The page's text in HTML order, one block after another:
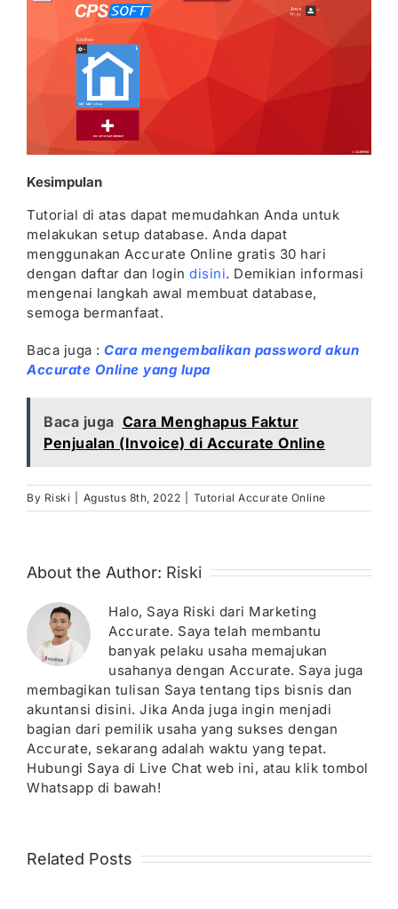
Kesimpulan
Tutorial di atas dapat memudahkan Anda untuk
melakukan setup database. Anda dapat
menggunakan Accurate Online gratis 30 hari
dengan daftar dan login disini. Demikian informasi
mengenai langkah awal membuat database,
semoga bermanfaat.
Baca juga : Cara mengembalikan password akun
Accurate Online yang lupa
Baca juga Cara Menghapus Faktur
Penjualan (Invoice) di Accurate Online
By Riski Agustus 8th, 2022 Tutorial Accurate Online
About the Author: Riski
Halo, Saya Riski dari Marketing
Accurate. Saya telah membantu
banyak pelaku usaha memajukan
usahanya dengan Accurate. Saya juga
membagikan tulisan Saya tentang tips bisnis dan
akuntansi disini. Jika Anda juga ingin menjadi
bagian dari pemilik usaha yang sukses dengan
Accurate, sekarang adalah waktu yang tepat.
Hubungi Saya di Live Chat web ini, atau klik tombol
Whatsapp di bawah!
Related Posts